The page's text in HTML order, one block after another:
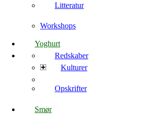
Litteratur
Workshops
Yoghurt
Redskaber
Kulturer
Opskrifter
Smør